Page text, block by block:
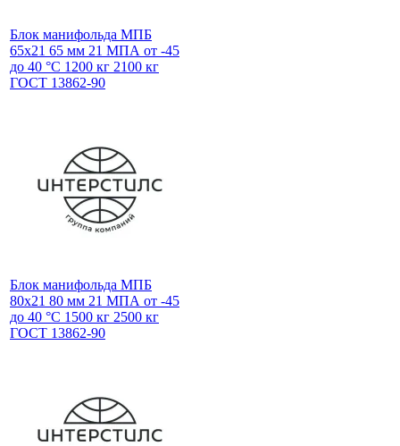
Блок манифольда МПБ
65x21 65 мм 21 МПА от -45
до 40 °С 1200 кг 2100 кг
ГОСТ 13862-90
Блок манифольда МПБ
80х21 80 мм 21 МПА от -45
до 40 °С 1500 кг 2500 кг
ГОСТ 13862-90